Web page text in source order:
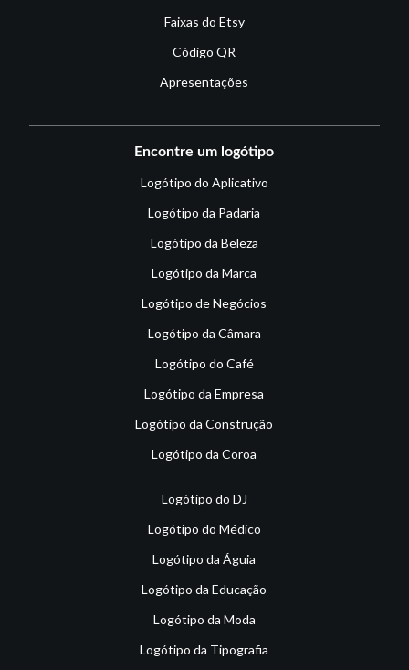
Faixas do Etsy
Código QR
Apresentações
Encontre um logótipo
Logótipo do Aplicativo
Logótipo da Padaria
Logótipo da Beleza
Logótipo da Marca
Logótipo de Negócios
Logótipo da Câmara
Logótipo do Café
Logótipo da Empresa
Logótipo da Construção
Logótipo da Coroa
Logótipo do DJ
Logótipo do Médico
Logótipo da Águia
Logótipo da Educação
Logótipo da Moda
Logótipo da Tipografia